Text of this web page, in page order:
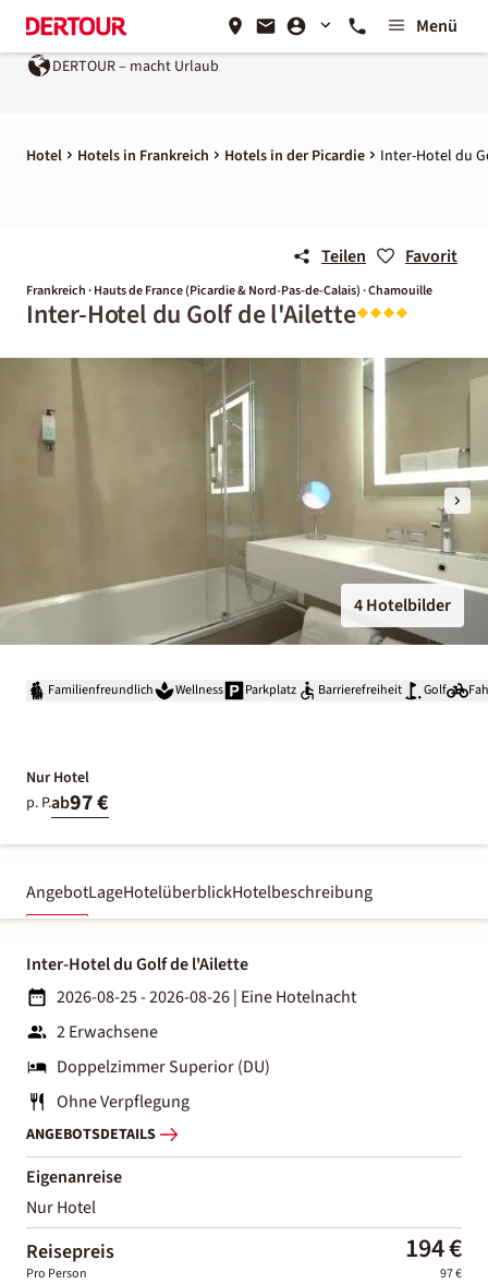
Menü
DERTOUR – macht Urlaub
Hotel Hotels in Frankreich Hotels in der Picardie Inter-Hotel du
Teilen Favorit
Frankreich · Hauts de France (Picardie & Nord-Pas-de-Calais) · Chamouille
Inter-Hotel du Golf de l'Ailette
4 Hotelbilder
Familienfreundlich Wellness Parkplatz Barrierefreiheit Golf
Nur Hotel
p. P.ab97 €
AngebotLageHotelüberblickHotelbeschreibung
Inter-Hotel du Golf de l'Ailette
2026-08-25 - 2026-08-26| Eine Hotelnacht
2 Erwachsene
Doppelzimmer Superior (DU)
Ohne Verpflegung
ANGEBOTSDETAILS
Eigenanreise
Nur Hotel
Reisepreis 194 €
Pro Person 97 €